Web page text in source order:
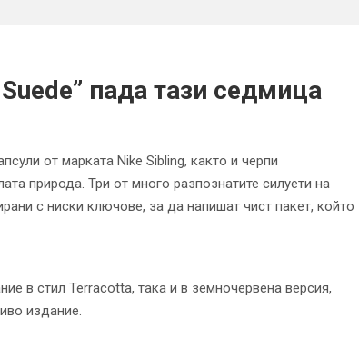
пада тази седмица
от марката Nike Sibling, както и черпи
природа. Три от много разпознатите силуети на
с ниски ключове, за да напишат чист пакет, който
в стил Terracotta, така и в земночервена версия,
издание.